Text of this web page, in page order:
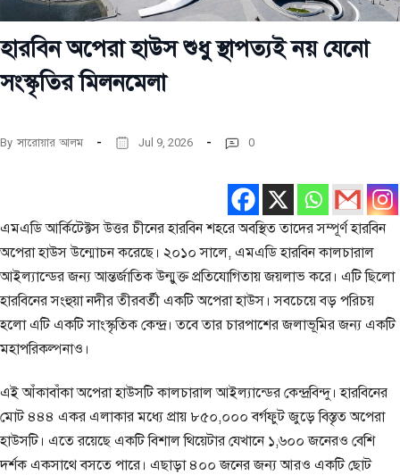
হারবিন অপেরা হাউস শুধু স্থাপত্যই নয় যেনো
সংস্কৃতির মিলনমেলা
By সারোয়ার আলম Jul 9, 2026 0
এমএডি আর্কিটেক্টস উত্তর চীনের হারবিন শহরে অবস্থিত তাদের সম্পূর্ণ হারবিন
অপেরা হাউস উন্মোচন করেছে। ২০১০ সালে, এমএডি হারবিন কালচারাল
আইল্যান্ডের জন্য আন্তর্জাতিক উন্মুক্ত প্রতিযোগিতায় জয়লাভ করে। এটি ছিলো
হারবিনের সংহুয়া নদীর তীরবর্তী একটি অপেরা হাউস। সবচেয়ে বড় পরিচয়
হলো এটি একটি সাংস্কৃতিক কেন্দ্র। তবে তার চারপাশের জলাভূমির জন্য একটি
মহাপরিকল্পনাও।
এই আঁকাবাঁকা অপেরা হাউসটি কালচারাল আইল্যান্ডের কেন্দ্রবিন্দু। হারবিনের
মোট ৪৪৪ একর এলাকার মধ্যে প্রায় ৮৫০,০০০ বর্গফুট জুড়ে বিস্তৃত অপেরা
হাউসটি। এতে রয়েছে একটি বিশাল থিয়েটার যেখানে ১,৬০০ জনেরও বেশি
দর্শক একসাথে বসতে পারে। এছাড়া ৪০০ জনের জন্য আরও একটি ছোট